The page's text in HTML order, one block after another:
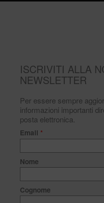
ISCRIVITI ALLA
NEWSLETTER
Per essere sempre
informazioni importanti
posta elettronica.
Email *
Nome
Cognome